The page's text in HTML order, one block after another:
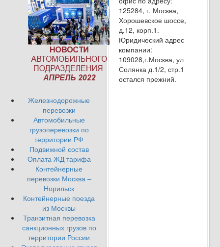
Железнодорожные
перевозки
Автомобильные
грузоперевозки по
территории РФ
Подвижной состав
Оплата ЖД тарифа
Контейнерные
перевозки Москва –
Норильск
Контейнерные поезда
из Москвы
Транзитная перевозка
санкционных грузов по
территории России
125284, г. Москва,
Хорошевское шоссе,
д.12, корп.1.
Юридический адрес
компании:
109028,г.Москва, ул
Солянка д.1/2, стр.1
остался прежний.